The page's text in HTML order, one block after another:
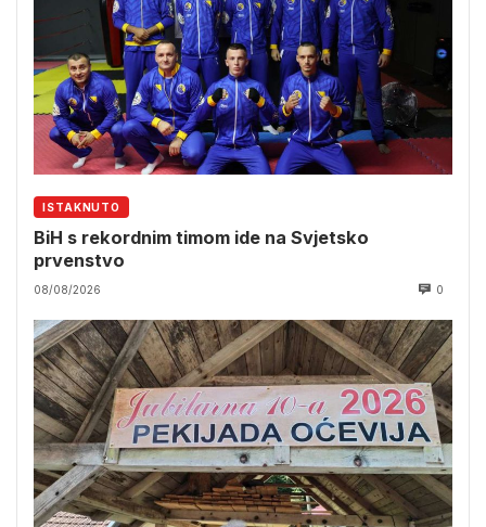
ISTAKNUTO
BiH s rekordnim timom ide na Svjetsko
prvenstvo
08/08/2026 0